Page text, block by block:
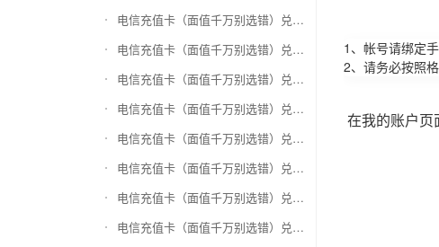
电信充值卡（面值千万别选错）兑换唯品会礼品卡(唯品卡)
电信充值卡（面值千万别选错）兑换万商卡
电信充值卡（面值千万别选错）兑换飞银彩虹卡
电信充值卡（面值千万别选错）兑换天猫超市卡/享淘卡
电信充值卡（面值千万别选错）兑换万里通积分卡
电信充值卡（面值千万别选错）兑换壹钱包(壹卡会)
电信充值卡（面值千万别选错）兑换去哪儿礼品卡
电信充值卡（面值千万别选错）兑换阳光卡(阳光爱车)
1、帐号请绑定
2、请务必按照
在我的账户页